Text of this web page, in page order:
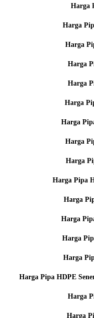
Harga
Harga
Harga
Harga
Harga
Harga
Harga
Harga
Harga
Harga Pipa
Harga
Harga
Harga
Harga
Harga Pipa HDPE
Harga
Harga